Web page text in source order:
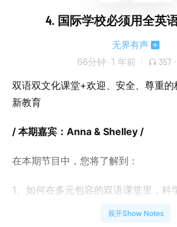
4. 国际学校必须用全英
无界有声
66分钟 · 1 年前 357 ·
双语双文化课堂+欢迎、安全、尊重
新教育
/ 本期嘉宾：Anna & Shelley /
在本期节目中，您将了解到：
1、如何在多元包容的双语课堂里，科
展开Show Notes